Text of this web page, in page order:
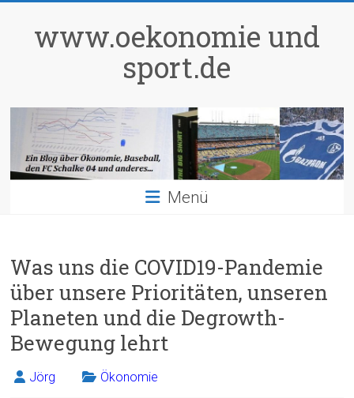
springenwww.oekonomie und
sport.de
Menü
Was uns die COVID19-Pandemie
über unsere Prioritäten, unseren
Planeten und die Degrowth-
Bewegung lehrt
Jörg Ökonomie